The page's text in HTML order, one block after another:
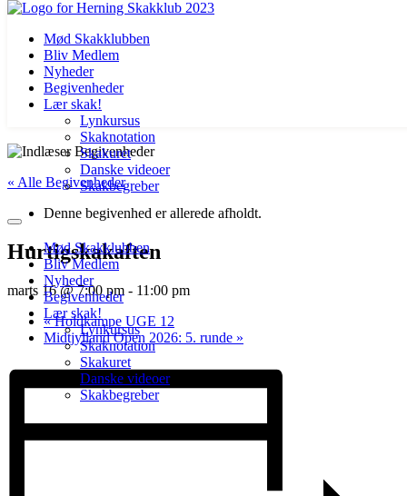
Videre
indhold
Mød Skakklubben
Bliv Medlem
Nyheder
Begivenheder
Lær skak!
Lynkursus
Skaknotation
Skakuret
Danske videoer
Skakbegreber
Mød Skakklubben
Bliv Medlem
Nyheder
Begivenheder
Lær skak!
Lynkursus
Skaknotation
Skakuret
Danske videoer
Skakbegreber
« Alle Begivenheder
Denne begivenhed er allerede afholdt.
Hurtigskakaften
marts 16 @ 7:00 pm - 11:00 pm
«Holdkampe UGE 12
Midtjylland Open 2026: 5. runde »